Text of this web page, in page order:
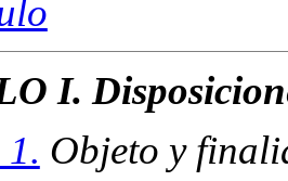
I.
Objeto y